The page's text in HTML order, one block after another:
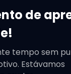
de
tempo sem
Estávamos